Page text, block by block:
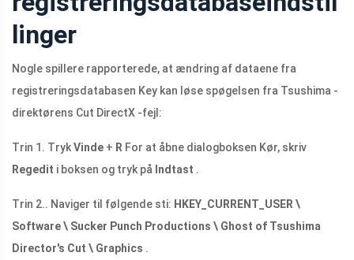
linger
Nogle spillere rapporterede, at ændring af dataene fra
registreringsdatabasen Key kan løse spøgelsen fra Tsushima -
direktørens Cut DirectX -fejl:
Trin 1. TrykVinde + R For at åbne dialogboksen Kør, skriv
Regedit i boksen og tryk på Indtast .
Trin 2.. Naviger til følgende sti: HKEY_CURRENT_USER \
Software \ Sucker Punch Productions \ Ghost of Tsushima
Director's Cut \ Graphics .